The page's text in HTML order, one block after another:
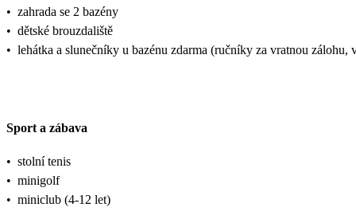
• zahrada se 2 bazény
• dětské brouzdaliště
• lehátka a slunečníky u bazénu zdarma (ručníky za vratnou zálohu,
Sport a zábava
• stolní tenis
• minigolf
• miniclub (4-12 let)